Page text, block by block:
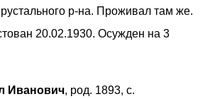
р-на. Проживал там же.
20.02.1930. Осужден на 3
Иванович, род. 1893, с.